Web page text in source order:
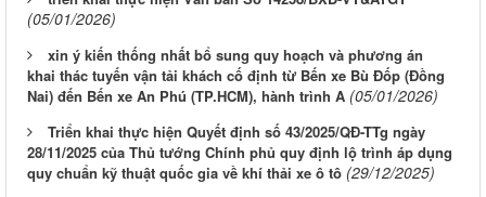
(05/01/2026)
xin ý kiến thống nhất bổ sung quy hoạch và phương án
khai thác tuyến vận tải khách cố định từ Bến xe Bù Đốp (Đồng
Nai) đến Bến xe An Phú (TP.HCM), hành trình A (05/01/2026)
Triển khai thực hiện Quyết định số 43/2025/QĐ-TTg ngày
28/11/2025 của Thủ tướng Chính phủ quy định lộ trình áp dụng
quy chuẩn kỹ thuật quốc gia về khí thải xe ô tô (29/12/2025)